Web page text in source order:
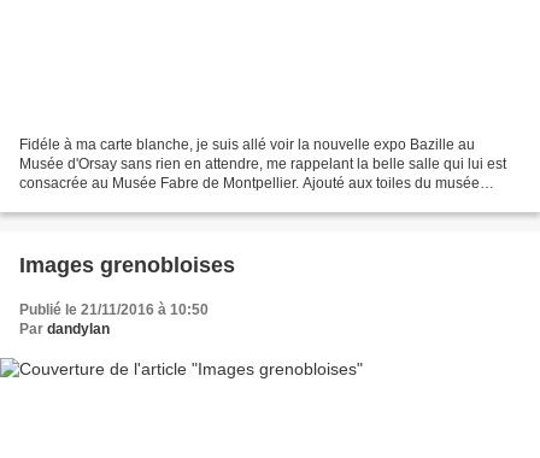
Fidéle à ma carte blanche, je suis allé voir la nouvelle expo Bazille au
Musée d'Orsay sans rien en attendre, me rappelant la belle salle qui lui est
consacrée au Musée Fabre de Montpellier. Ajouté aux toiles du musée
Images grenobloises
Publié le 21/11/2016 à 10:50
Par dandylan